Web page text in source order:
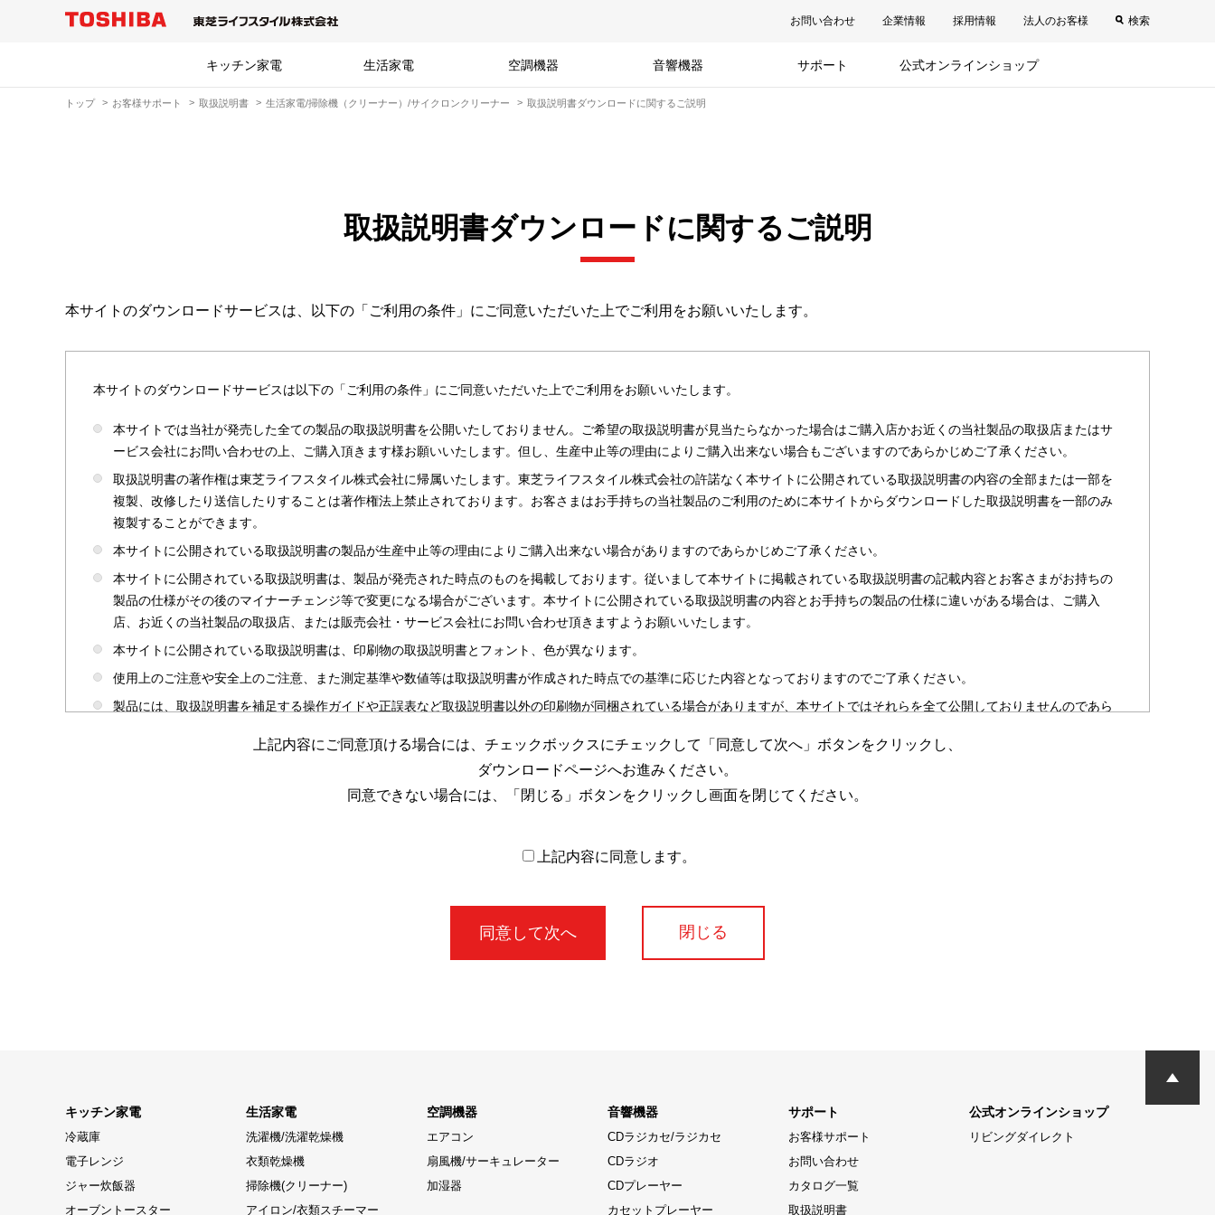
お問い合わせ 企業情報 採用情報 法人のお客様 検索
キッチン家電 生活家電 空調機器 音響機器 サポート 公式オンラインショップ
トップ お客様サポート 取扱説明書 生活家電/掃除機（クリーナー）/サイクロンクリーナー 取扱説明書ダウンロードに関するご説明
取扱説明書ダウンロードに関するご説明
本サイトのダウンロードサービスは、以下の「ご利用の条件」にご同意いただいた上でご利用をお願いいたします。
本サイトのダウンロードサービスは以下の「ご利用の条件」にご同意いただいた上でご利用をお願いいたします。
本サイトでは当社が発売した全ての製品の取扱説明書を公開いたしておりません。ご希望の取扱説明書が見当たらなかった場合はご購入店かお近くの当社製品の取扱店またはサ
ービス会社にお問い合わせの上、ご購入頂きます様お願いいたします。但し、生産中止等の理由によりご購入出来ない場合もございますのであらかじめご了承ください。
取扱説明書の著作権は東芝ライフスタイル株式会社に帰属いたします。東芝ライフスタイル株式会社の許諾なく本サイトに公開されている取扱説明書の内容の全部または一部を
複製、改修したり送信したりすることは著作権法上禁止されております。お客さまはお手持ちの当社製品のご利用のために本サイトからダウンロードした取扱説明書を一部のみ
複製することができます。
本サイトに公開されている取扱説明書の製品が生産中止等の理由によりご購入出来ない場合がありますのであらかじめご了承ください。
本サイトに公開されている取扱説明書は、製品が発売された時点のものを掲載しております。従いまして本サイトに掲載されている取扱説明書の記載内容とお客さまがお持ちの
製品の仕様がその後のマイナーチェンジ等で変更になる場合がございます。本サイトに公開されている取扱説明書の内容とお手持ちの製品の仕様に違いがある場合は、ご購入
店、お近くの当社製品の取扱店、または販売会社・サービス会社にお問い合わせ頂きますようお願いいたします。
本サイトに公開されている取扱説明書は、印刷物の取扱説明書とフォント、色が異なります。
使用上のご注意や安全上のご注意、また測定基準や数値等は取扱説明書が作成された時点での基準に応じた内容となっておりますのでご了承ください。
製品には、取扱説明書を補足する操作ガイドや正誤表など取扱説明書以外の印刷物が同梱されている場合がありますが、本サイトではそれらを全て公開しておりませんのであら
本サイトのサービスは予告なく中止または内容を変更する場合がございますのであらかじめご了承ください。
場合がありますのであらかじめご了承ください。
上記内容にご同意頂ける場合には、チェックボックスにチェックして「同意して次へ」ボタンをクリックし、
ダウンロードページへお進みください。
同意できない場合には、「閉じる」ボタンをクリックし画面を閉じてください。
上記内容に同意します。
閉じる
キッチン家電
冷蔵庫
電子レンジ
ジャー炊飯器
オーブントースター
生活家電
洗濯機/洗濯乾燥機
衣類乾燥機
掃除機(クリーナー)
アイロン/衣類スチーマー
空調機器
エアコン
扇風機/サーキュレーター
加湿器
音響機器
CDラジカセ/ラジカセ
CDラジオ
CDプレーヤー
カセットプレーヤー
サポート
お客様サポート
お問い合わせ
カタログ一覧
取扱説明書
公式オンラインショップ
リビングダイレクト